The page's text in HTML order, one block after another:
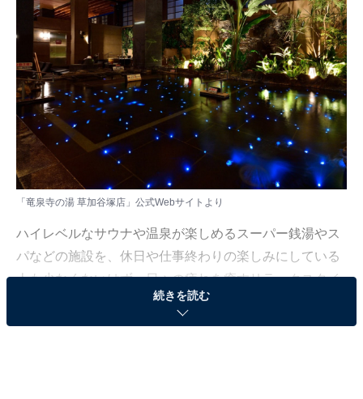
「竜泉寺の湯 草加谷塚店」公式Webサイトより
ハイレベルなサウナや温泉が楽しめるスーパー銭湯やス
パなどの施設を、休日や仕事終わりの楽しみにしている
人も少なくないはず。日々の疲れを癒すリラックスタイ
ムは、何物にも代えがたい時間ですよね。しかし、近年
では高い人気をほこる施設も多く、どこに行けばよいか
続きを読む